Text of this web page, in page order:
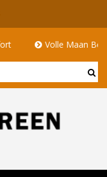
Volle Maan Betekenis: